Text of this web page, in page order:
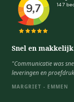
Snel en makkelijk
"Communicatie was
leveringen en
MARGRIET - EMMEN